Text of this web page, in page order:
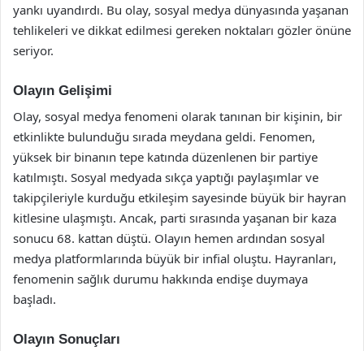
yankı uyandırdı. Bu olay, sosyal medya dünyasında yaşanan
tehlikeleri ve dikkat edilmesi gereken noktaları gözler önüne
seriyor.
Olayın Gelişimi
Olay, sosyal medya fenomeni olarak tanınan bir kişinin, bir
etkinlikte bulunduğu sırada meydana geldi. Fenomen,
yüksek bir binanın tepe katında düzenlenen bir partiye
katılmıştı. Sosyal medyada sıkça yaptığı paylaşımlar ve
takipçileriyle kurduğu etkileşim sayesinde büyük bir hayran
kitlesine ulaşmıştı. Ancak, parti sırasında yaşanan bir kaza
sonucu 68. kattan düştü. Olayın hemen ardından sosyal
medya platformlarında büyük bir infial oluştu. Hayranları,
fenomenin sağlık durumu hakkında endişe duymaya
başladı.
Olayın Sonuçları